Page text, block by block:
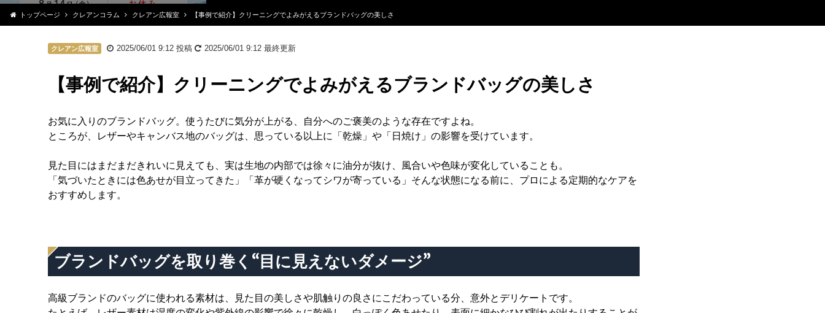
トップページ クレアンコラム クレアン広報室 【事例で紹介】クリーニングでよみがえるブランドバッグの美しさ
クレアン広報室 2025/06/01 9:12投稿 2025/06/01 9:12最終更新
【事例で紹介】クリーニングでよみがえるブランドバッグの美しさ
お気に入りのブランドバッグ。使うたびに気分が上がる、自分へのご褒美のような存在ですよね。
ところが、レザーやキャンバス地のバッグは、思っている以上に「乾燥」や「日焼け」の影響を受けています。
見た目にはまだまだきれいに見えても、実は生地の内部では徐々に油分が抜け、風合いや色味が変化していることも。
「気づいたときには色あせが目立ってきた」「革が硬くなってシワが寄っている」そんな状態になる前に、プロによる定期的なケアを
おすすめします。
ブランドバッグを取り巻く“目に見えないダメージ”
高級ブランドのバッグに使われる素材は、見た目の美しさや肌触りの良さにこだわっている分、意外とデリケートです。